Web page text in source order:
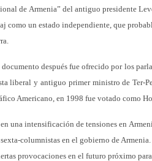
de Armenia” del antiguo presidente
como un estado independiente, que
después fue ofrecido por los
liberal y antiguo primer ministro de Ter-
Americano, en 1998 fue votado como
una intensificación de tensiones en
columnistas en el gobierno de
provocaciones en el futuro próximo